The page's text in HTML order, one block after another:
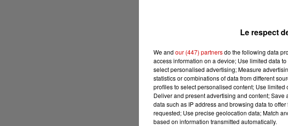
Le respect
We and our (447) partnersdo the following data
access information on a device; Use limited data
select personalised advertising; Measure
statistics or combinations of data from different
profiles to select personalised content; Use
Deliver and present advertising and content;
data such as IP address and browsing data to
requested; Use precise geolocation data; Match
based on information transmitted automatically.